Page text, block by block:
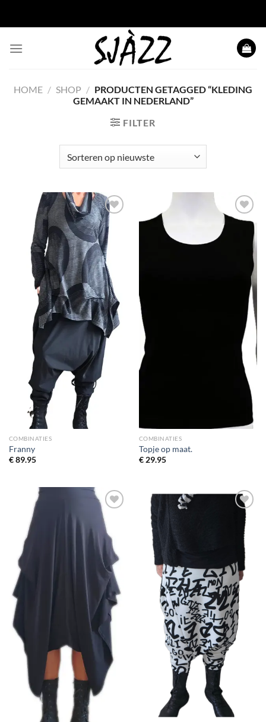
HOME / SHOP / PRODUCTEN GETAGGED “KLEDING
GEMAAKT IN NEDERLAND”
FILTER
Toevoegen
aan
wenslijst
COMBINATIES
Franny
€89.95
Toevoegen
COMBINATIES
Topje op maat.
€29.95
Toevoegen
aan
wenslijst
Toevoegen
wenslijst